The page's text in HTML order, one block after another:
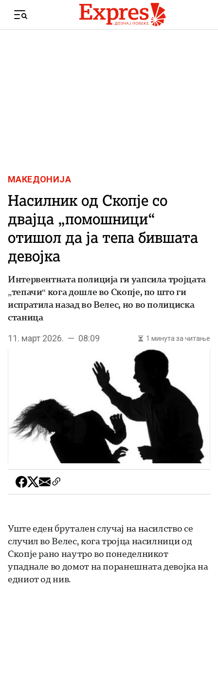
Menu
МАКЕДОНИЈА
Насилник од Скопје со
двајца „помошници“
отишол да ја тепа бившата
девојка
Интервентната полиција ги уапсила тројцата
„тепачи“ кога дошле во Скопје, по што ги
испратила назад во Велес, но во полициска
станица
11. март 2026. — 08:09 1 минута за читање
Уште еден брутален случај на насилство се
случил во Велес, кога тројца насилници од
Скопје рано наутро во понеделникот
упаднале во домот на поранешната девојка на
едниот од нив.